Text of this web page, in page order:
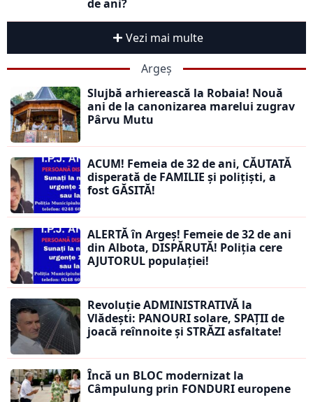
de ani?
Vezi mai multe
Argeș
Slujbă arhierească la Robaia! Nouă
ani de la canonizarea marelui zugrav
Pârvu Mutu
ACUM! Femeia de 32 de ani, CĂUTATĂ
disperată de FAMILIE și polițiști, a
fost GĂSITĂ!
ALERTĂ în Argeș! Femeie de 32 de ani
din Albota, DISPĂRUTĂ! Poliția cere
AJUTORUL populației!
Revoluție ADMINISTRATIVĂ la
Vlădești: PANOURI solare, SPAȚII de
joacă reînnoite și STRĂZI asfaltate!
Încă un BLOC modernizat la
Câmpulung prin FONDURI europene